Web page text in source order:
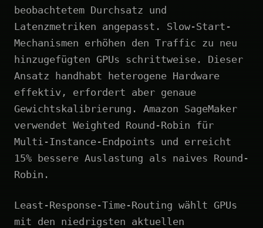
beobachtetem Durchsatz und
Latenzmetriken angepasst. Slow-Start-
Mechanismen erhöhen den Traffic zu neu
hinzugefügten GPUs schrittweise. Dieser
Ansatz handhabt heterogene Hardware
effektiv, erfordert aber genaue
Gewichtskalibrierung. Amazon SageMaker
verwendet Weighted Round-Robin für
Multi-Instance-Endpoints und erreicht
15% bessere Auslastung als naives Round-
Robin.
Least-Response-Time-Routing wählt GPUs
mit den niedrigsten aktuellen